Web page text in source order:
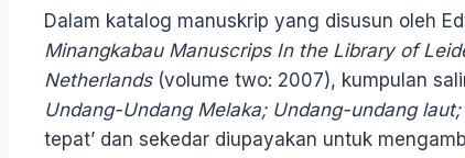
Dalam katalog manuskrip yang disusun oleh
Minangkabau Manuscrips In the Library of
Netherlands(volume two: 2007), kumpulan
Undang-Undang Melaka; Undang-undang
tepat’ dan sekedar diupayakan untuk